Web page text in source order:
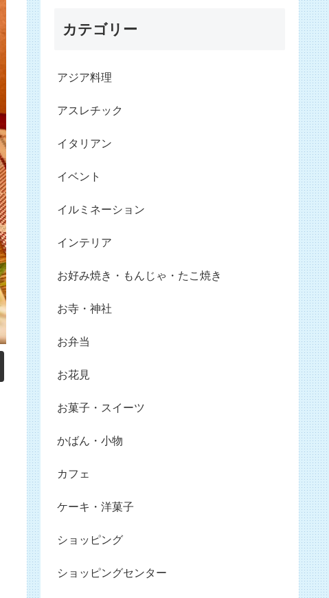
カテゴリー
アジア料理
アスレチック
イタリアン
イベント
イルミネーション
インテリア
お好み焼き・もんじゃ・たこ焼き
お寺・神社
お弁当
お花見
お菓子・スイーツ
かばん・小物
カフェ
ケーキ・洋菓子
ショッピング
ショッピングセンター